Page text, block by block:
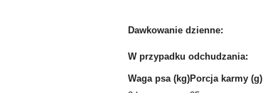
Dawkowanie dzienne:
W przypadku odchudzania:
Waga psa (kg)Porcja karmy (g)